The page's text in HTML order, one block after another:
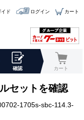
イド ログイン カート
確認 カート
セットを確認
1705s-sbc-114.3-